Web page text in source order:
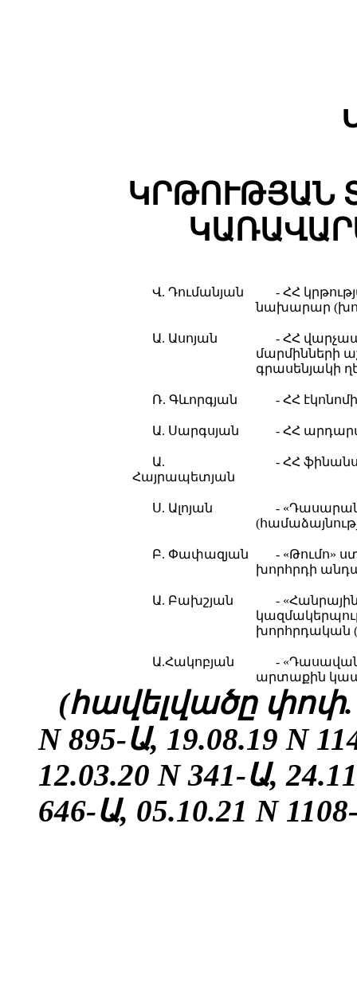
ԿՐԹՈՒԹՅԱՆ
Վ. Դումանյան
- ՀՀ
նախարար
Ա. Ասոյան
- ՀՀ
մարմինների
գրասենյակի
Ռ. Գևորգյան - ՀՀ
Ա. Սարգսյան - ՀՀ
Ա.
Հայրապետյան
- ՀՀ
Ս. Ալոյան
-
Բ. Փափազյան
- «Թումո»
խորհրդի
Ա. Բախշյան
-
խորհրդական
Ա.Հակոբյան
-
արտաքին
(հավելվածը փոփ.
N 895-Ա, 19.08.19 N
12.03.20 N 341-Ա,
646-Ա, 05.10.21 N